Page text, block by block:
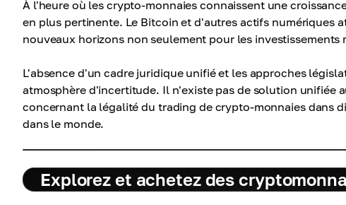
À l'heure où les crypto-monnaies connaissent une
en plus pertinente. Le Bitcoin et d'autres actifs numériques
nouveaux horizons non seulement pour les investissements
L'absence d'un cadre juridique unifié et les approches
atmosphère d'incertitude. Il n'existe pas de solution unifiée
concernant la légalité du trading de crypto-monnaies dans
dans le monde.
Explorez et achetez des